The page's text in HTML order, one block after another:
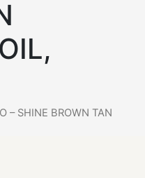
– SHINE BROWN TAN